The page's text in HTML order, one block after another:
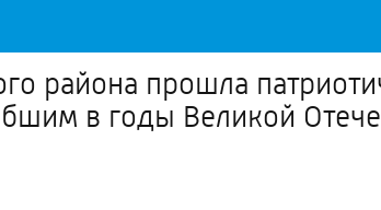
района прошла
в годы Великой